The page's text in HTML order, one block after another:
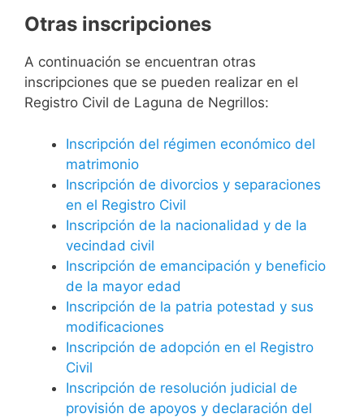
Otras inscripciones
A continuación se encuentran otras
inscripciones que se pueden realizar en el
Registro Civil de Laguna de Negrillos:
Inscripción del régimen económico del
matrimonio
Inscripción de divorcios y separaciones
en el Registro Civil
Inscripción de la nacionalidad y de la
vecindad civil
Inscripción de emancipación y beneficio
de la mayor edad
Inscripción de la patria potestad y sus
modificaciones
Inscripción de adopción en el Registro
Civil
Inscripción de resolución judicial de
provisión de apoyos y declaración del